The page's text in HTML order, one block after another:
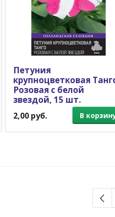
Петуния
крупноцветковая
Розовая с белой
звездой, 15 шт.
Петуния
2,00 руб. В